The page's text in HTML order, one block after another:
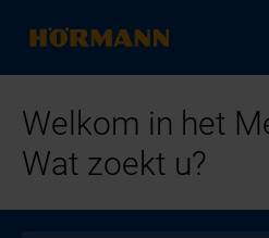
Welkom in het
Wat zoekt u?